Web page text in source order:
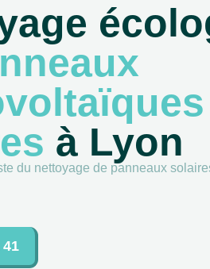
à Lyon
du nettoyage de panneaux
41